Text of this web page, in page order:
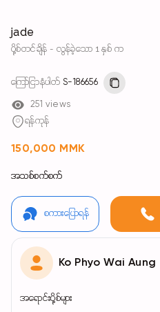
jade
ပို့စ်တင်ချိန် - လွန်ခဲ့သော 1 နှစ် က
ကြော်ငြာနံပါတ် S-186656
251 views
ရန်ကုန်
150,000 MMK
အသစ်စက်စက်
စကားပြောရန်
Ko Phyo Wai Aung
အရောင်းပို့စ်များ